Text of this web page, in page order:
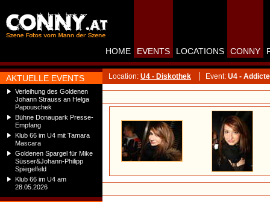
AKTUELLE EVENTS
Verleihung des Goldenen
Johann Strauss an Helga
Papouschek
Bühne Donaupark Presse-
Empfang
Klub 66 im U4 mit Tamara
Mascara
Goldenen Spargel für Mike
Süsser&Johann-Philipp
Spiegelfeld
Klub 66 im U4 am
28.05.2026
HOME EVENTS LOCATIONS CONNY
Location: U4 - Diskothek Event: U4 -